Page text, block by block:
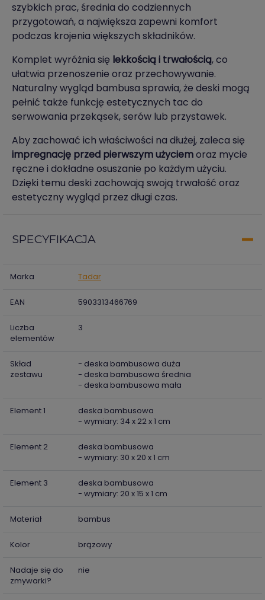
szybkich prac, średnia do codziennych
przygotowań, a największa zapewni komfort
podczas krojenia większych składników.
Komplet wyróżnia się lekkością i trwałością, co
ułatwia przenoszenie oraz przechowywanie.
Naturalny wygląd bambusa sprawia, że deski mogą
pełnić także funkcję estetycznych tac do
serwowania przekąsek, serów lub przystawek.
Aby zachować ich właściwości na dłużej, zaleca się
impregnację przed pierwszym użyciemoraz mycie
ręczne i dokładne osuszanie po każdym użyciu.
Dzięki temu deski zachowają swoją trwałość oraz
estetyczny wygląd przez długi czas.
SPECYFIKACJA
Marka Tadar
EAN 5903313466769
Liczba
elementów
3
Skład
zestawu
- deska bambusowa duża
- deska bambusowa średnia
- deska bambusowa mała
Element 1
deska bambusowa
- wymiary: 34 x 22 x 1 cm
Element 2
deska bambusowa
- wymiary: 30 x 20 x 1 cm
Element 3
deska bambusowa
- wymiary: 20 x 15 x 1 cm
Materiał bambus
Kolor brązowy
Nadaje się do
zmywarki?
nie